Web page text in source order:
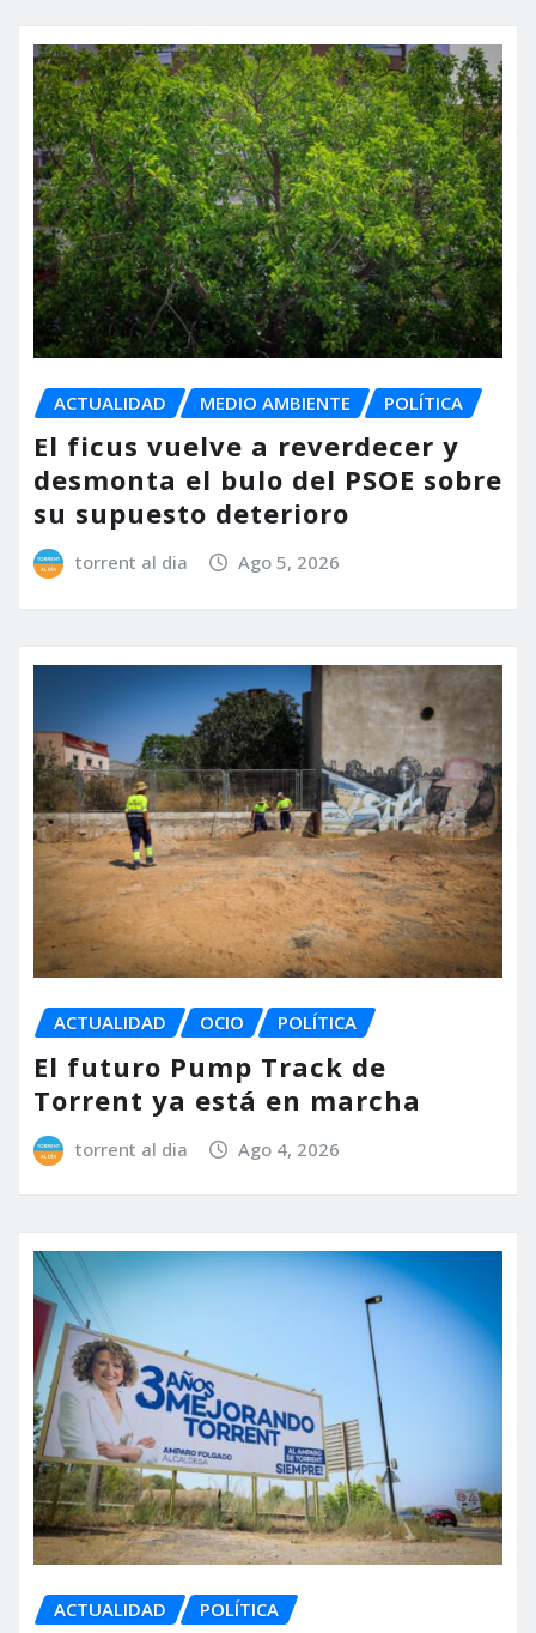
ACTUALIDAD MEDIO AMBIENTE POLÍTICA
El ficus vuelve a reverdecer y
desmonta el bulo del PSOE sobre
su supuesto deterioro
torrent al dia Ago 5, 2026
ACTUALIDAD OCIO POLÍTICA
El futuro Pump Track de
Torrent ya está en marcha
torrent al dia Ago 4, 2026
ACTUALIDAD POLÍTICA